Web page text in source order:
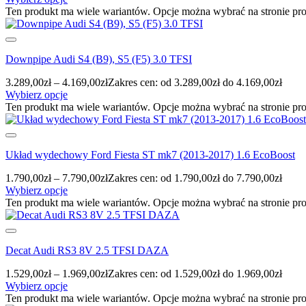
Ten produkt ma wiele wariantów. Opcje można wybrać na stronie
Downpipe Audi S4 (B9), S5 (F5) 3.0 TFSI
3.289,00zł – 4.169,00złZakres cen: od 3.289,00zł do 4.169,00zł
Wybierz opcje
Ten produkt ma wiele wariantów. Opcje można wybrać na stronie
Układ wydechowy Ford Fiesta ST mk7 (2013-2017) 1.6 EcoBoost
1.790,00zł – 7.790,00złZakres cen: od 1.790,00zł do 7.790,00zł
Wybierz opcje
Ten produkt ma wiele wariantów. Opcje można wybrać na stronie
Decat Audi RS3 8V 2.5 TFSI DAZA
1.529,00zł – 1.969,00złZakres cen: od 1.529,00zł do 1.969,00zł
Wybierz opcje
Ten produkt ma wiele wariantów. Opcje można wybrać na stronie